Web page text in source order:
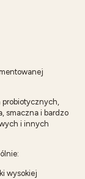
smaczna i bardzo
i innych
wysokiej